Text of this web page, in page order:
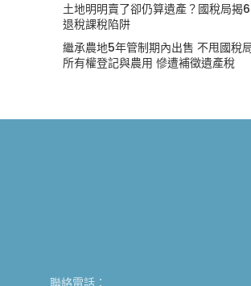
土地明明賣了卻仍算遺產？國稅局揭
退稅課稅陷阱
繼承農地5年管制期內出售 不甩國稅
所有權登記與農用 慘遭補徵遺產稅
聯絡電話：